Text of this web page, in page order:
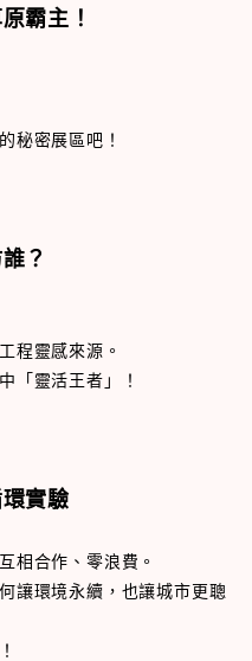
霸主！
秘密展區吧！
？
程靈感來源。
「靈活王者」！
實驗
相合作、零浪費。
讓環境永續，也讓城市更聰